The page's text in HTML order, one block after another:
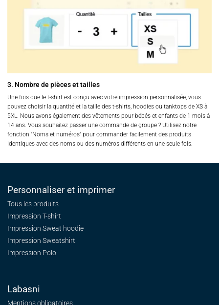
3. Nombre de pièces et tailles
Une fois que le t-shirt est conçu avec votre impression personnalisée, vous
pouvez choisir la quantité et la taille des t-shirts, hoodies ou tanktops de XS à
5XL. Nous avons également des vêtements pour bébés et enfants de 1 mois à
14 ans. Vous souhaitez passer une commande de groupe ? Utilisez notre
fonction "Noms et numéros" pour commander facilement des produits
identiques avec des noms ou des numéros différents en une seule fois.
Personnaliser et imprimer
Tous les produits
Impression T-shirt
Impression Sweat hoodie
Impression Sweatshirt
Impression Polo
Labasni
Mentions obligatoires